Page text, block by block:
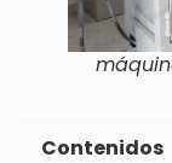
Contenidos